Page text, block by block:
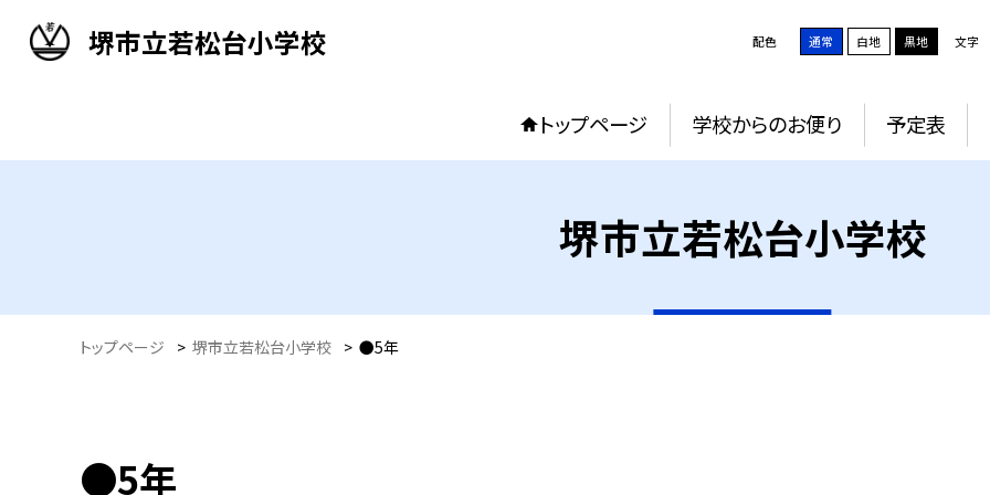
堺市立若松台小学校 配色 通常 白地 黒地 文字
トップページ 学校からのお便り 予定表
堺市立若松台小学校
トップページ > 堺市立若松台小学校 > ●5年
●5年